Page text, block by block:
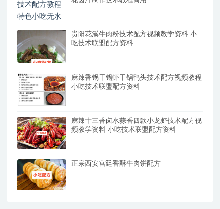
贵阳花溪牛肉粉技术配方视频教学资料 小
吃技术联盟配方资料
麻辣香锅干锅虾干锅鸭头技术配方视频教程
小吃技术联盟配方资料
麻辣十三香卤水蒜香四款小龙虾技术配方视
频教学资料 小吃技术联盟配方资料
正宗西安宫廷香酥牛肉饼配方